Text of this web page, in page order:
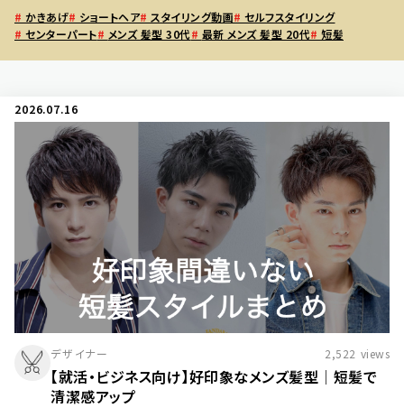
# かきあげ# ショートヘア# スタイリング動画# セルフスタイリング
# センターパート# メンズ 髪型 30代# 最新 メンズ 髪型 20代# 短髪
2026.07.16
デザイナー 2,522 views
【就活・ビジネス向け】好印象なメンズ髪型│短髪で
清潔感アップ